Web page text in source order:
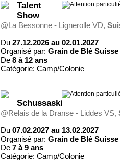
Talent
Show
@La Bessonne - Lignerolle VD,
Du 27.12.2026 au 02.01.2027
Organisé par: Grain de Blé Suisse
De 8 à 12 ans
Catégorie: Camp/Colonie
Schussaski
@Relais de la Dranse - Liddes VS,
Du 07.02.2027 au 13.02.2027
Organisé par: Grain de Blé Suisse
De 7 à 9 ans
Catégorie: Camp/Colonie